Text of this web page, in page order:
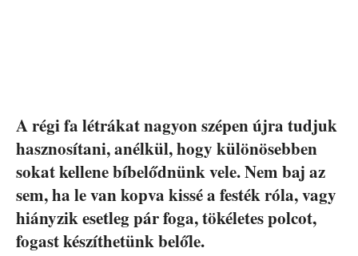
A régi fa létrákat nagyon szépen újra tudjuk
hasznosítani, anélkül, hogy különösebben
sokat kellene bíbelődnünk vele. Nem baj az
sem, ha le van kopva kissé a festék róla, vagy
hiányzik esetleg pár foga, tökéletes polcot,
fogast készíthetünk belőle.